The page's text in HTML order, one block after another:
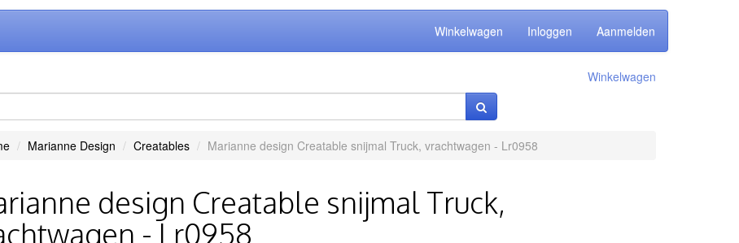
Winkelwagen Inloggen Aanmelden
Winkelwagen
Marianne Design Creatables Marianne design Creatable snijmal Truck, vrachtwagen - Lr0958
design Creatable snijmal Truck,
- Lr0958